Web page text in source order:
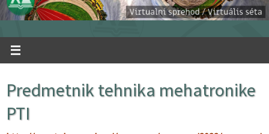
Predmetnik tehnika mehatronike
PTI